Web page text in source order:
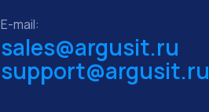
E-mail:
support@argusit.ru
sales@argusit.ru